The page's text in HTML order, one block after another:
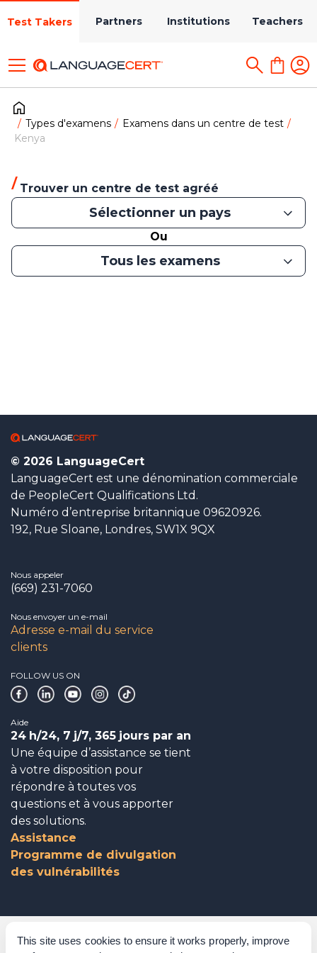
This site uses cookies to ensure it works properly, improve
Test Takers Partners Institutions Teachers
Types d'examens
Examens dans un centre de test
Kenya
Trouver un centre de test agréé
Sélectionner un pays
Ou
Tous les examens
© 2026 LanguageCert
LanguageCert est une dénomination commerciale
de PeopleCert Qualifications Ltd.
Numéro d’entreprise britannique 09620926.
192, Rue Sloane, Londres, SW1X 9QX
Nous appeler
(669) 231-7060
Nous envoyer un e-mail
Adresse e-mail du service
clients
FOLLOW US ON
Aide
24 h/24, 7 j/7, 365 jours par an
Une équipe d’assistance se tient
à votre disposition pour
répondre à toutes vos
questions et à vous apporter
des solutions.
Assistance
Programme de divulgation
des vulnérabilités
Gouvernance d’entreprise